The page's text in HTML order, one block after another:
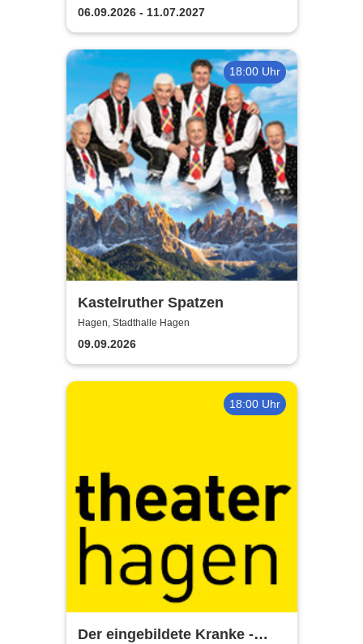
06.09.2026 - 11.07.2027
18:00 Uhr
Kastelruther Spatzen
Hagen, Stadthalle Hagen
09.09.2026
18:00 Uhr
Der eingebildete Kranke -